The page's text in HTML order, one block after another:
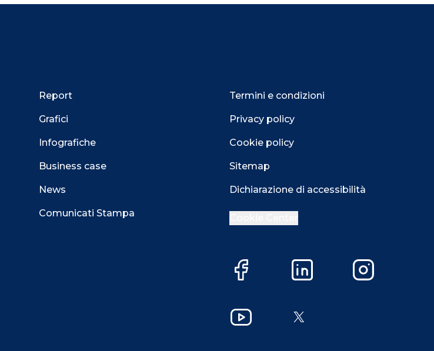
Report
Grafici
Infografiche
Business case
News
Comunicati Stampa
Termini e condizioni
Privacy policy
Cookie policy
Sitemap
Dichiarazione di accessibilità
Facebook LinkedIn Instagram
YouTube X
Accetta Più opzioni